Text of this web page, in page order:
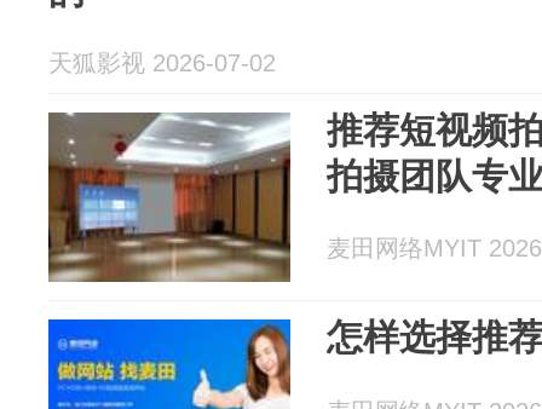
天狐影视 2026-07-02
推荐短视频
拍摄团队专
麦田网络MYIT
怎样选择推